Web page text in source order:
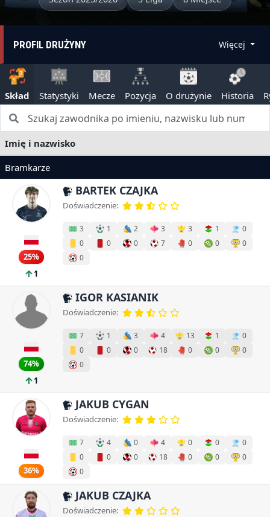
PROFIL DRUŻYNY Więcej
Skład Statystyki Mecze Pozycja O drużynie Historia
Imię i nazwisko
Bramkarze
25%
1
BARTEK CZAJKA
Doświadczenie:
3 1 2 3 3 1
0
0
0 0 7 0 0
0
0
74%
1
IGOR KASIANIK
Doświadczenie:
7 1 3 4 13 1
0
0
0 0 18 0 0
0
0
36%
JAKUB CYGAN
Doświadczenie:
7 4 0 4 0 0
0
0
0 0 18 0 0
0
0
JAKUB CZAJKA
Doświadczenie: